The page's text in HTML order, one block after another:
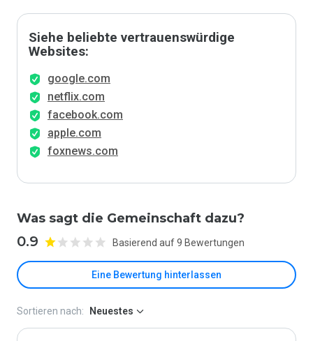
Siehe beliebte vertrauenswürdige
Websites:
google.com
netflix.com
facebook.com
apple.com
foxnews.com
Was sagt die Gemeinschaft dazu?
0.9 Basierend auf 9 Bewertungen
Eine Bewertung hinterlassen
Sortieren nach: Neuestes